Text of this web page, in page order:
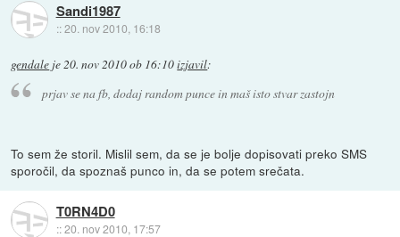
Sandi1987
::20. nov 2010, 16:18
gendale je20. nov 2010 ob 16:10izjavil:
prjav se na fb, dodaj random punce in maš isto stvar zastojn
To sem že storil. Mislil sem, da se je bolje dopisovati preko SMS
sporočil, da spoznaš punco in, da se potem srečata.
T0RN4D0
::20. nov 2010, 17:57